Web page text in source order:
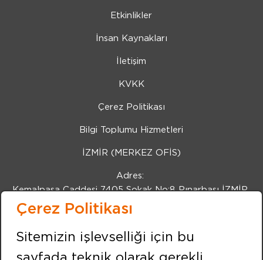
Çerez Politikası
Sitemizin işlevselliği için bu
sayfada teknik olarak gerekli
Etkinlikler
İnsan Kaynakları
İletişim
KVKK
Çerez Politikası
Bilgi Toplumu Hizmetleri
İZMİR (MERKEZ OFİS)
Adres:
Kemalpaşa Caddesi 7405 Sokak No:8 Pınarbaşı İZMİR
Tel: +90 232 479 10 10
Fax: +90 232 479 91 91